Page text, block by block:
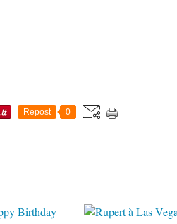
Repost 0